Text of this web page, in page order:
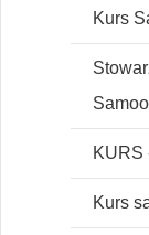
Kurs
KURS
Kurs